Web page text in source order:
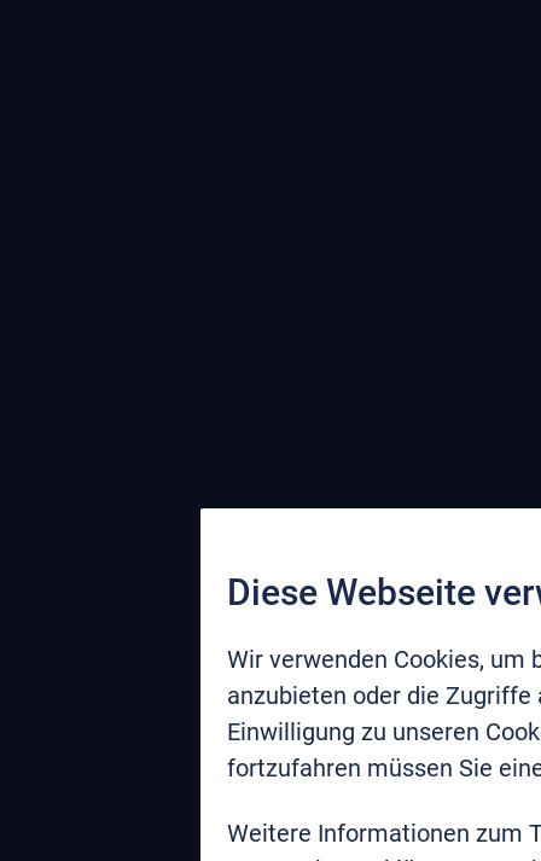
Diese Webseite
Wir verwenden Cookies,
anzubieten oder die Zugriffe
Einwilligung zu unseren
fortzufahren müssen Sie
Weitere Informationen zum